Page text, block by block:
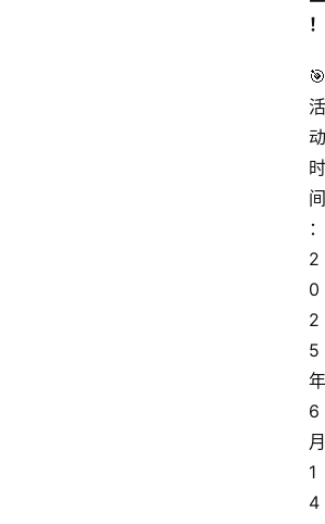
！
🎯
活
动
时
间
：
2
0
2
5
年
6
月
1
4